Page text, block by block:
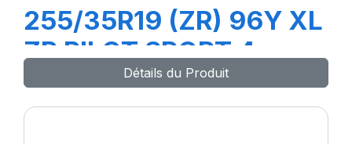
255/35R19 (ZR) 96Y XL
ZP PILOT SPORT 4
Détails du Produit